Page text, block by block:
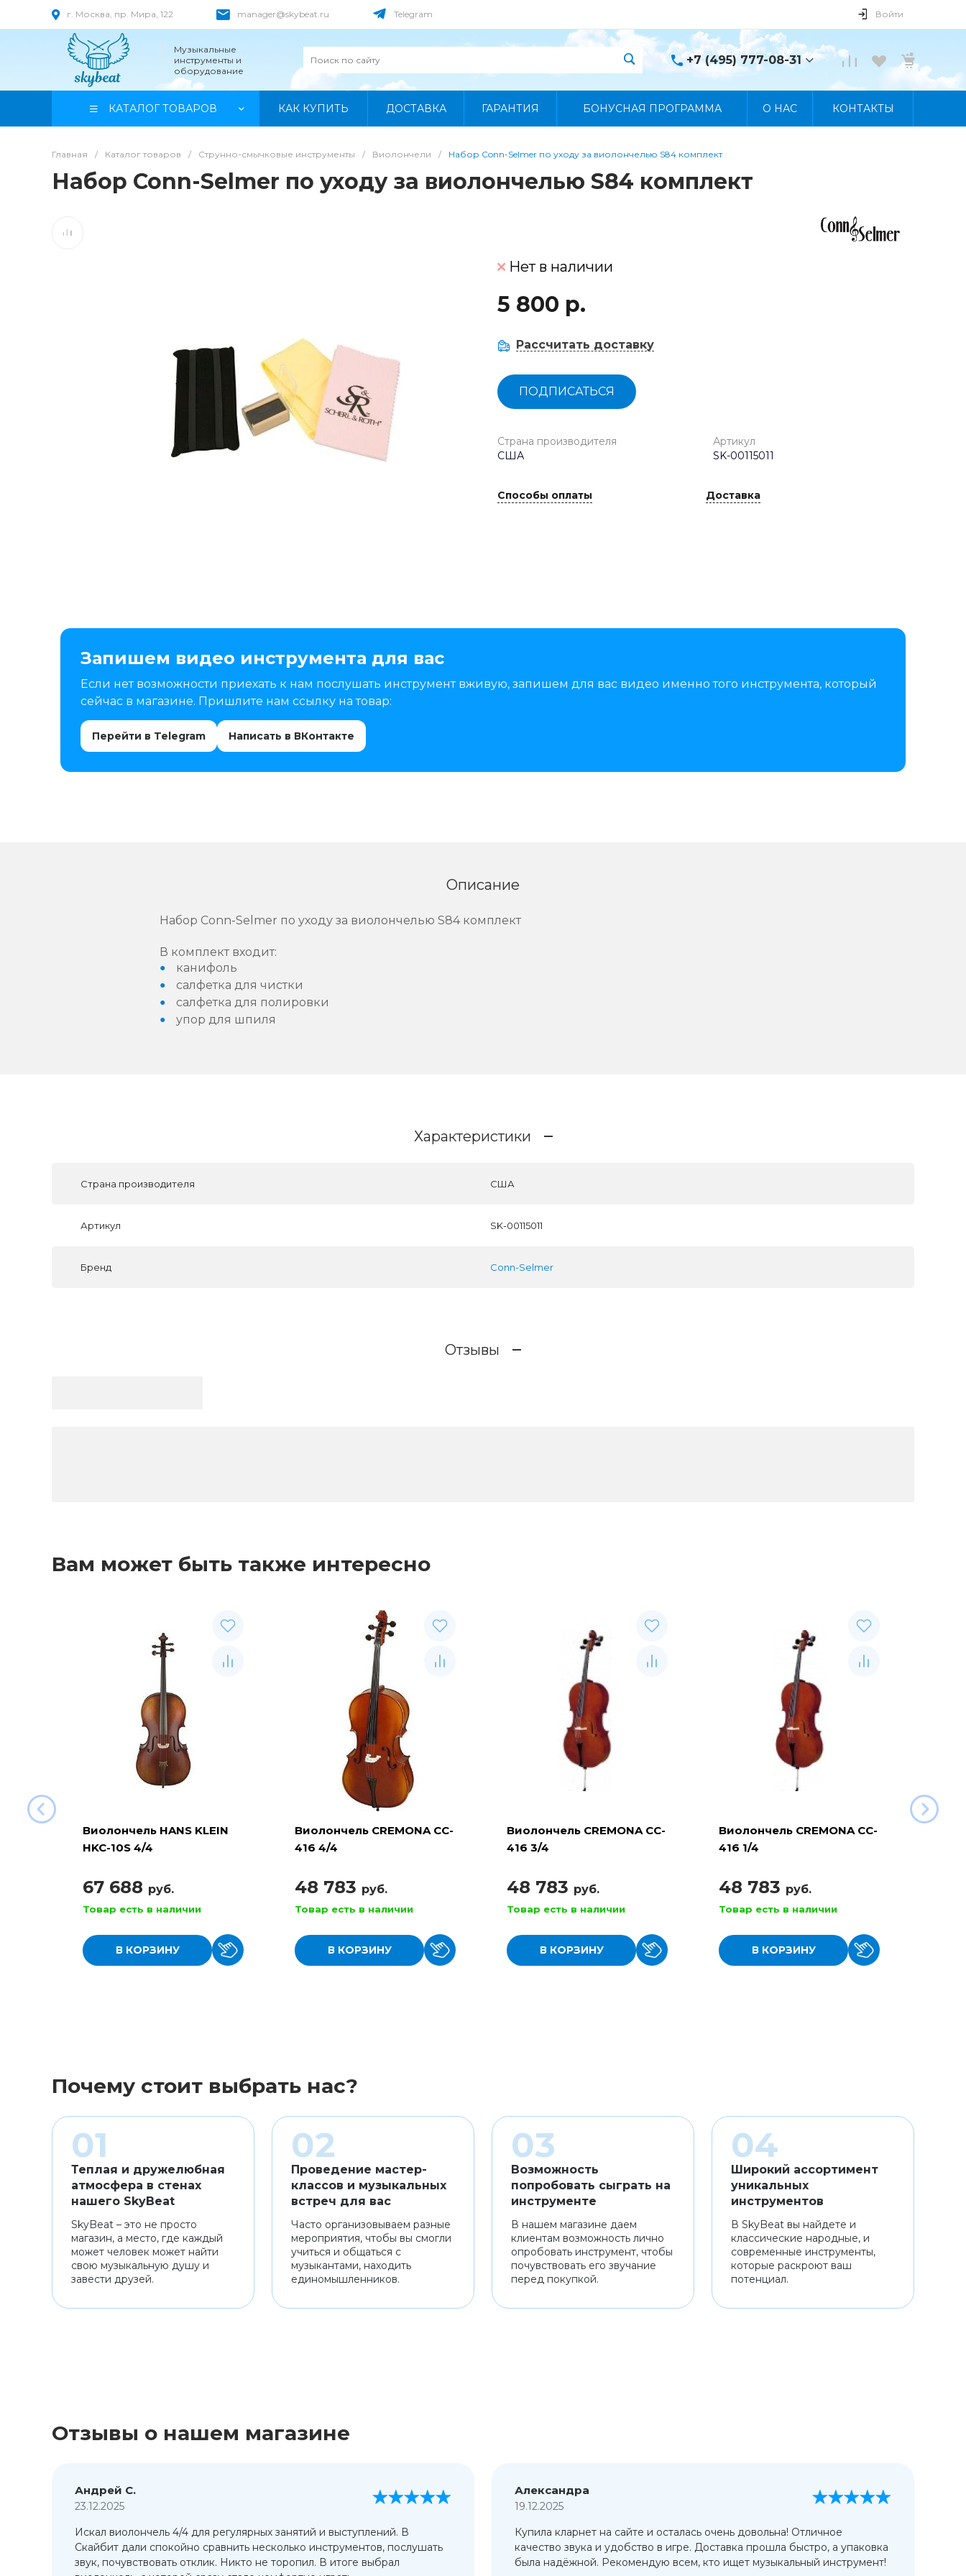
г. Москва, пр. Мира, 122 manager@skybeat.ru Telegram Войти
Музыкальные
инструменты и
оборудование
+7 (495) 777-08-31
+7 (495) 777-08-31
Выходной
КАТАЛОГ ТОВАРОВ КАК КУПИТЬ ДОСТАВКА ГАРАНТИЯ БОНУСНАЯ ПРОГРАММА О НАС КОНТАКТЫ
Главная / Каталог товаров / Струнно-смычковые инструменты / Виолончели / Набор Conn-Selmer по уходу за виолончелью S84 комплект
Набор Conn-Selmer по уходу за виолончелью S84 комплект
Нет в наличии
5 800 р.
Рассчитать доставку
ПОДПИСАТЬСЯ
Страна производителя
США
Артикул
SK-00115011
Способы оплаты Доставка
Запишем видео инструмента для вас
Если нет возможности приехать к нам послушать инструмент вживую, запишем для вас видео именно того инструмента, который
сейчас в магазине. Пришлите нам ссылку на товар:
Перейти в Telegram Написать в ВКонтакте
Описание
Набор Conn-Selmer по уходу за виолончелью S84 комплект
В комплект входит:
канифоль
салфетка для чистки
салфетка для полировки
упор для шпиля
Характеристики
Страна производителя США
Артикул SK-00115011
Бренд Conn-Selmer
Отзывы
Вам может быть также интересно
Виолончель HANS KLEIN
HKC-10S 4/4
67 688 руб.
Товар есть в наличии
В КОРЗИНУ
Виолончель CREMONA CC-
416 4/4
48 783 руб.
Товар есть в наличии
В КОРЗИНУ
Виолончель CREMONA CC-
416 3/4
48 783 руб.
Товар есть в наличии
В КОРЗИНУ
Виолончель CREMONA CC-
416 1/4
48 783 руб.
Товар есть в наличии
В КОРЗИНУ
Почему стоит выбрать нас?
Теплая и дружелюбная
атмосфера в стенах
нашего SkyBeat
SkyBeat – это не просто
магазин, а место, где каждый
может человек может найти
свою музыкальную душу и
завести друзей.
Проведение мастер-
классов и музыкальных
встреч для вас
Часто организовываем разные
мероприятия, чтобы вы смогли
учиться и общаться с
музыкантами, находить
единомышленников.
Возможность
попробовать сыграть на
инструменте
В нашем магазине даем
клиентам возможность лично
опробовать инструмент, чтобы
почувствовать его звучание
перед покупкой.
Широкий ассортимент
уникальных
инструментов
В SkyBeat вы найдете и
классические народные, и
современные инструменты,
которые раскроют ваш
потенциал.
Отзывы о нашем магазине
Андрей С.
23.12.2025
Искал виолончель 4/4 для регулярных занятий и выступлений. В
Скайбит дали спокойно сравнить несколько инструментов, послушать
звук, почувствовать отклик. Никто не торопил. В итоге выбрал
Александра
19.12.2025
Купила кларнет на сайте и осталась очень довольна! Отличное
качество звука и удобство в игре. Доставка прошла быстро, а упаковка
была надёжной. Рекомендую всем, кто ищет музыкальный инструмент!